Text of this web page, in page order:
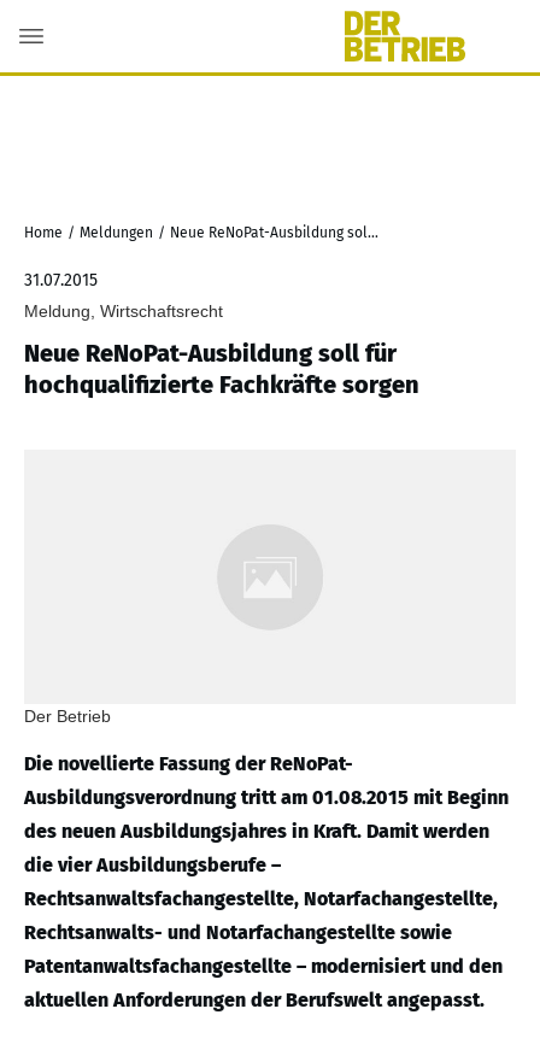
Home / Meldungen / Neue ReNoPat-Ausbildung soll für hochqualifizierte Fachkräfte sorgen
31.07.2015
Meldung, Wirtschaftsrecht
Neue ReNoPat-Ausbildung soll für
hochqualifizierte Fachkräfte sorgen
Der Betrieb
Die novellierte Fassung der ReNoPat-
Ausbildungsverordnung tritt am 01.08.2015 mit Beginn
des neuen Ausbildungsjahres in Kraft. Damit werden
die vier Ausbildungsberufe –
Rechtsanwaltsfachangestellte, Notarfachangestellte,
Rechtsanwalts- und Notarfachangestellte sowie
Patentanwaltsfachangestellte – modernisiert und den
aktuellen Anforderungen der Berufswelt angepasst.